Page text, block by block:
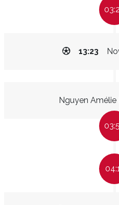
13:23
Nguyen Amélie